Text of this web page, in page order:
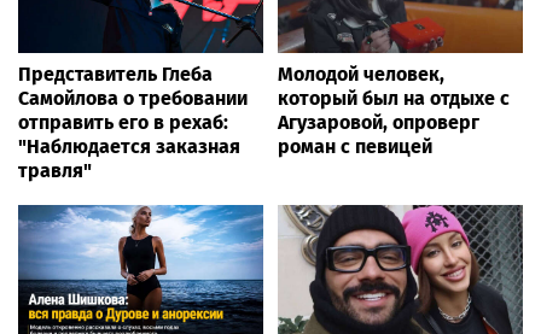
Представитель Глеба
Самойлова о требовании
отправить его в рехаб:
"Наблюдается заказная
травля"
Молодой человек,
который был на отдыхе с
Агузаровой, опроверг
роман с певицей